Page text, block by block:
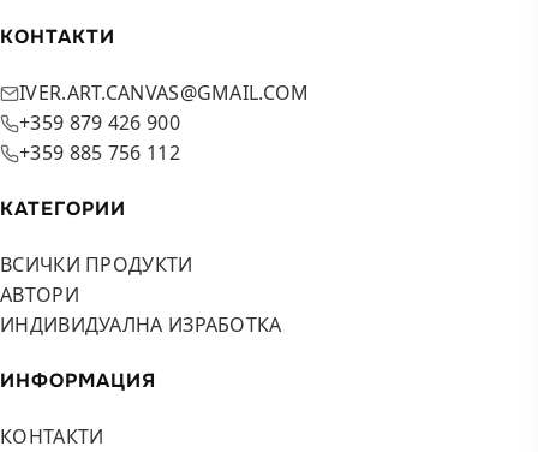
КОНТАКТИ
IVER.ART.CANVAS@GMAIL.COM
+359 879 426 900
+359 885 756 112
КАТЕГОРИИ
ВСИЧКИ ПРОДУКТИ
АВТОРИ
ИНДИВИДУАЛНА ИЗРАБОТКА
ИНФОРМАЦИЯ
КОНТАКТИ